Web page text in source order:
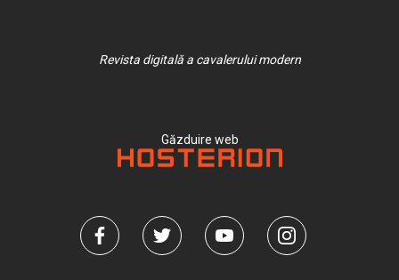
Revista digitală a cavalerului modern
Găzduire web